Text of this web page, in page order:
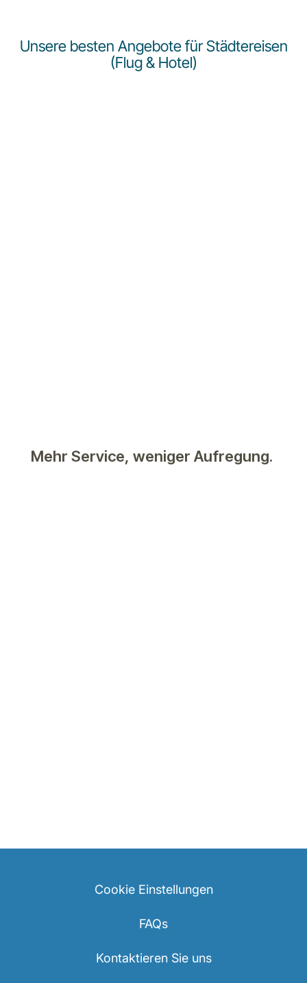
Unsere besten Angebote für Städtereisen
(Flug & Hotel)
Mehr Service, weniger Aufregung.
Cookie Einstellungen
FAQs
Kontaktieren Sie uns